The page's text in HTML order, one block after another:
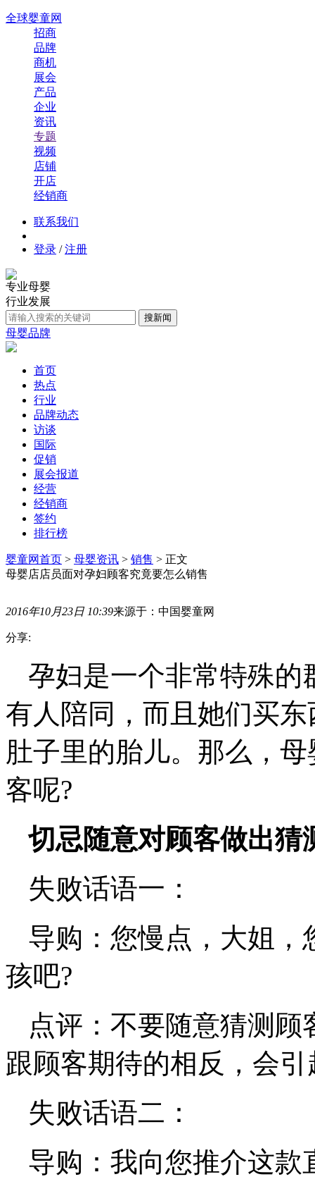
全球婴童网
招商
品牌
商机
展会
产品
企业
资讯
专题
视频
店铺
开店
经销商
联系我们
登录 /注册
专业母婴
行业发展
母婴品牌
首页
热点
行业
品牌动态
访谈
国际
促销
展会报道
经营
经销商
签约
排行榜
婴童网首页 > 母婴资讯 > 销售 > 正文
母婴店店员面对孕妇顾客究竟要怎么销售
2016年10月23日 10:39来源于：中国婴童网
分享:
孕妇是一个非常特殊的
有人陪同，而且她们买
肚子里的胎儿。那么，
客呢?
切忌随意对顾客做出猜
失败话语一：
导购：您慢点，大姐，
孩吧?
点评：不要随意猜测
跟顾客期待的相反，会
失败话语二：
导购：我向您推介这款